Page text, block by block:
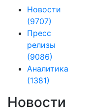
Новости
(9707)
Пресс
релизы
(9086)
Аналитика
(1381)
Новости